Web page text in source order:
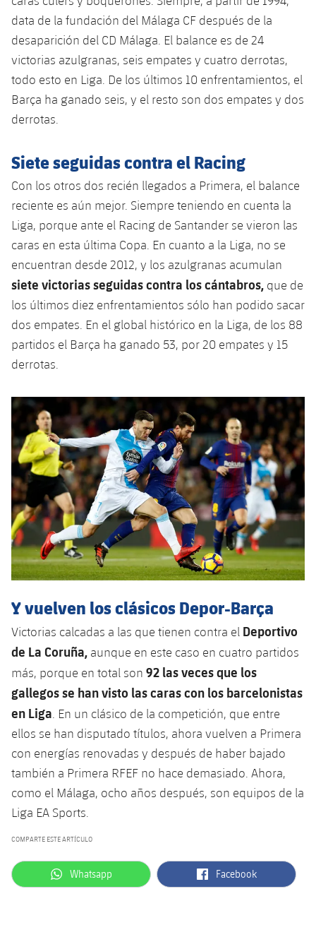
Jugadores
Fotos
Historia
Clasificaciones
Juvenil
Alevín
Noticias
Atletismo
Actualidad
Masculino
Agenda
Baloncesto en silla de ruedas
plusicon
Actualidad
Calendario
Resultados
Clasificaciones
Hockey sobre hielo
plusicon
más
Jugadores
Calendario
Resultados
Clasificaciones
Noticias
Hockey Hierba Masculino
Hockey Hierba Femenino
Patinaje artístico
plusicon
más
Actualidad
Agenda
Escuela de Patinaje
Rugby
plusicon
más
Actualidad
Jugadores
Calendario
Resultados
Clasificaciones
Fotos
plusicon
más
Noticias
Voleibol masculino
Voleibol femenino
Apúntate a las amateurs
plusicon
más
Apúntate a las amateurs
Carnet de las Secciones Amateurs
League of Legends
VALORANT Rising
VALORANT Game Changers
eFootball
data de la fundación del Málaga CF después de la
desaparición del CD Málaga. El balance es de 24
victorias azulgranas, seis empates y cuatro derrotas,
todo esto en Liga. De los últimos 10 enfrentamientos, el
Barça ha ganado seis, y el resto son dos empates y dos
derrotas.
Siete seguidas contra el Racing
Con los otros dos recién llegados a Primera, el balance
reciente es aún mejor. Siempre teniendo en cuenta la
Liga, porque ante el Racing de Santander se vieron las
caras en esta última Copa. En cuanto a la Liga, no se
encuentran desde 2012, y los azulgranas acumulan
siete victorias seguidas contra los cántabros, que de
los últimos diez enfrentamientos sólo han podido sacar
dos empates. En el global histórico en la Liga, de los 88
partidos el Barça ha ganado 53, por 20 empates y 15
derrotas.
Y vuelven los clásicos Depor-Barça
Victorias calcadas a las que tienen contra el Deportivo
de La Coruña, aunque en este caso en cuatro partidos
más, porque en total son 92 las veces que los
gallegos se han visto las caras con los barcelonistas
en Liga . En un clásico de la competición, que entre
ellos se han disputado títulos, ahora vuelven a Primera
con energías renovadas y después de haber bajado
también a Primera RFEF no hace demasiado. Ahora,
como el Málaga, ocho años después, son equipos de la
Liga EA Sports.
COMPARTE ESTE ARTÍCULO
label.aria.whatsapp
Whatsapp label.aria.facebook
Facebook